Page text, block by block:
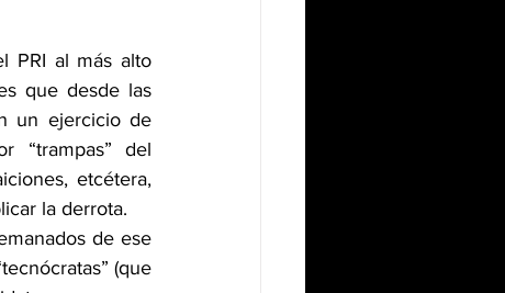
PRI al más alto
que desde las
un ejercicio de
“trampas” del
etcétera,
la derrota.
de ese
(que